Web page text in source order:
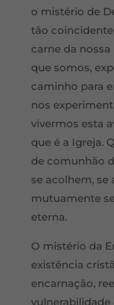
o mistério de
tão
carne da
que somos,
caminho para
nos
vivermos esta
que é a Igreja.
de comunhão
se acolhem, se
mutuamente
eterna.
O mistério da
existência cristã
encarnação,
vulnerabilidade